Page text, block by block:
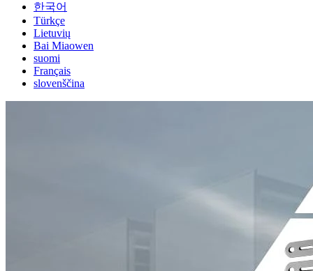
한국어
Türkçe
Lietuvių
Bai Miaowen
suomi
Français
slovenščina